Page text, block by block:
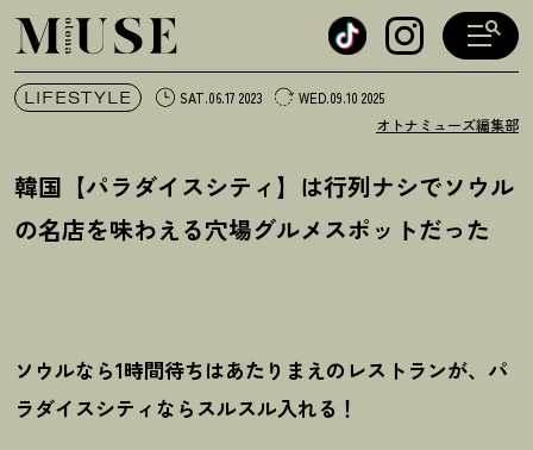
オトナミューズ ウェブ
LIFESTYLE SAT.06.17 2023 WED.09.10 2025
オトナミューズ編集部
韓国【パラダイスシティ】は行列ナシでソウル
の名店を味わえる穴場グルメスポットだった
ソウルなら1時間待ちはあたりまえのレストランが、パ
ラダイスシティならスルスル入れる ！